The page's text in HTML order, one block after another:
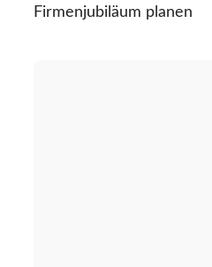
Firmenjubiläum planen